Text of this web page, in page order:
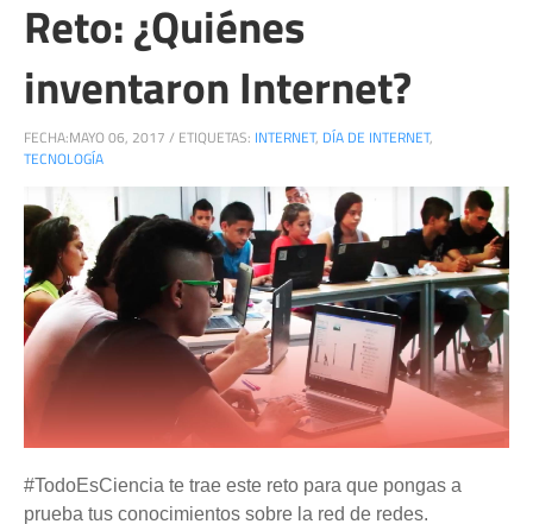
Reto: ¿Quiénes
inventaron Internet?
FECHA:MAYO 06, 2017 / ETIQUETAS: INTERNET, DÍA DE INTERNET,
TECNOLOGÍA
#TodoEsCiencia te trae este reto para que pongas a
prueba tus conocimientos sobre la red de redes.